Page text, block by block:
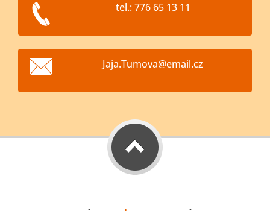
tel.: 776 65 13 11
Jaja.Tumova@email.cz